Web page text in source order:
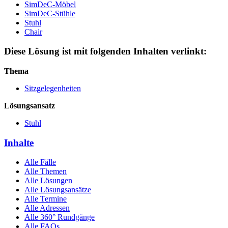
SimDeC-Möbel
SimDeC-Stühle
Stuhl
Chair
Diese Lösung ist mit folgenden Inhalten verlinkt:
Thema
Sitzgelegenheiten
Lösungsansatz
Stuhl
Inhalte
Alle Fälle
Alle Themen
Alle Lösungen
Alle Lösungsansätze
Alle Termine
Alle Adressen
Alle 360° Rundgänge